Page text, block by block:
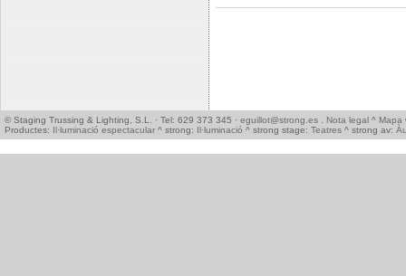
© Staging Trussing & Lighting, S.L. · Tel: 629 373 345 · eguillot@strong.es Nota legal ^ Mapa
Productes: Il·luminació espectacular ^ strong: Il·luminació ^ strong stage: Teatres ^ strong av: